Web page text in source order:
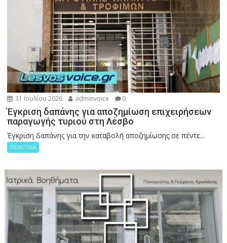
31 Ιουλίου 2026 adminvoice 0
Έγκριση δαπάνης για αποζημίωση επιχειρήσεων
παραγωγής τυριού στη Λέσβο
Έγκριση δαπάνης για την καταβολή αποζημίωσης σε πέντε...
ΠΟΛΙΤΙΚΑ